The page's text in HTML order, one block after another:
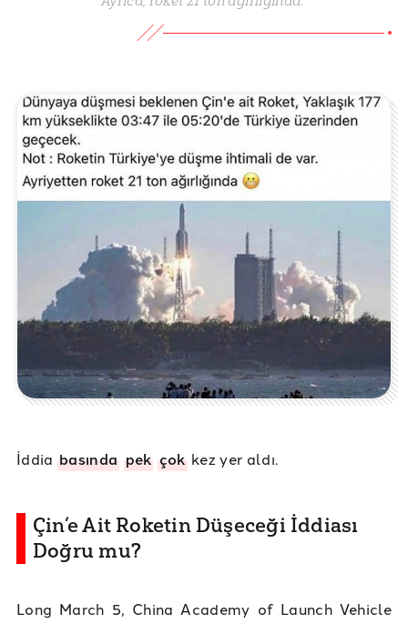
İddia basında pek çokkez yer aldı.
Çin’e Ait Roketin Düşeceği İddiası
Doğru mu?
Long March 5, China Academy of Launch Vehicle